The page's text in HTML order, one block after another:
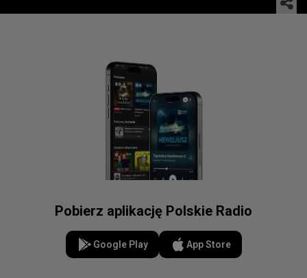
Pobierz aplikację Polskie Radio
Google Play App Store